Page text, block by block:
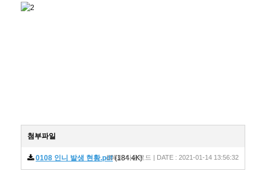
첨부파일
0108 인니 발생 현황.pdf(184.4K)
108회 다운로드 | DATE : 2021-01-14 13:56:32